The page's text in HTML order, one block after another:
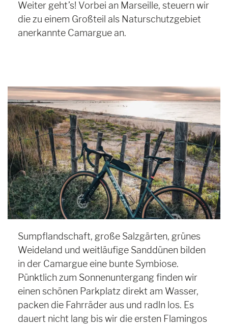
Weiter geht’s! Vorbei an Marseille, steuern wir
die zu einem Großteil als Naturschutzgebiet
anerkannte Camargue an.
Sumpflandschaft, große Salzgärten, grünes
Weideland und weitläufige Sanddünen bilden
in der Camargue eine bunte Symbiose.
Pünktlich zum Sonnenuntergang finden wir
einen schönen Parkplatz direkt am Wasser,
packen die Fahrräder aus und radln los. Es
dauert nicht lang bis wir die ersten Flamingos